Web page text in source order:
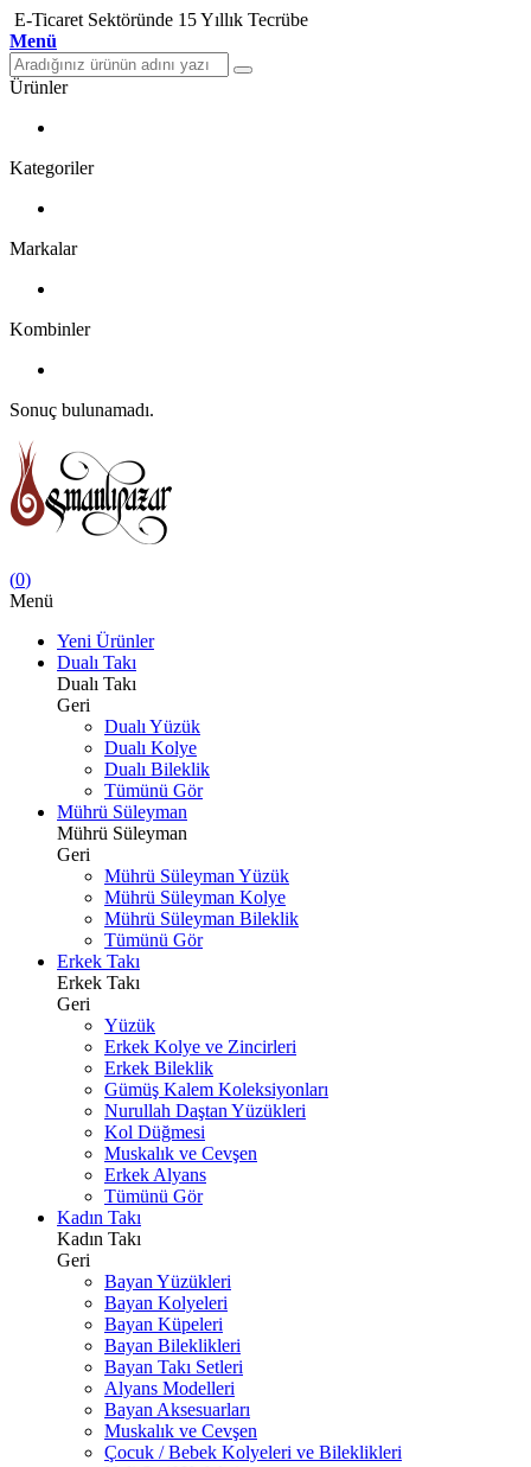
E-Ticaret Sektöründe 15 Yıllık Tecrübe
Menü
Ürünler
Kategoriler
Markalar
Kombinler
Sonuç bulunamadı.
(0)
Menü
Yeni Ürünler
Dualı Takı
Dualı Takı
Geri
Dualı Yüzük
Dualı Kolye
Dualı Bileklik
Tümünü Gör
Mührü Süleyman
Mührü Süleyman
Geri
Mührü Süleyman Yüzük
Mührü Süleyman Kolye
Mührü Süleyman Bileklik
Tümünü Gör
Erkek Takı
Erkek Takı
Geri
Yüzük
Erkek Kolye ve Zincirleri
Erkek Bileklik
Gümüş Kalem Koleksiyonları
Nurullah Daştan Yüzükleri
Kol Düğmesi
Muskalık ve Cevşen
Erkek Alyans
Tümünü Gör
Kadın Takı
Kadın Takı
Geri
Bayan Yüzükleri
Bayan Kolyeleri
Bayan Küpeleri
Bayan Bileklikleri
Bayan Takı Setleri
Alyans Modelleri
Bayan Aksesuarları
Muskalık ve Cevşen
Çocuk / Bebek Kolyeleri ve Bileklikleri